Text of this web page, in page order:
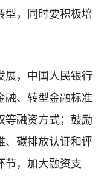
型，同时要积极培
展，中国人民银行
融、转型金融标准
等融资方式；鼓励
、碳排放认证和评
节，加大融资支